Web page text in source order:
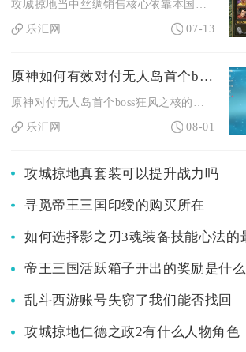
乐汇网
07-13
原神如何有效对付无人岛首个boss
原神对付无人岛首个boss狂风之核的核心是：远程风筝、躲红圈...
乐汇网
08-01
攻城掠地真套装可以提升战力吗
寻觅帝王三国印绶的购买所在
帝王三国活跃箱子开出的奖励是什么
乱斗西游账号失窃了我们能否找回
攻城掠地仁德之政2有什么人物角色